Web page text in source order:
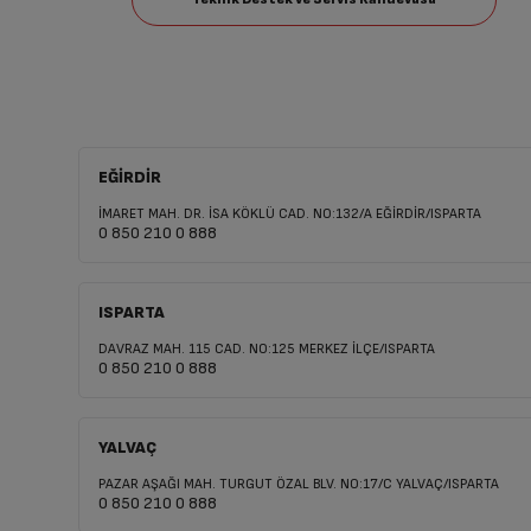
EĞİRDİR
İMARET MAH. DR. İSA KÖKLÜ CAD. NO:132/A EĞİRDİR/ISPARTA
0 850 210 0 888
ISPARTA
DAVRAZ MAH. 115 CAD. NO:125 MERKEZ İLÇE/ISPARTA
0 850 210 0 888
YALVAÇ
PAZAR AŞAĞI MAH. TURGUT ÖZAL BLV. NO:17/C YALVAÇ/ISPARTA
0 850 210 0 888